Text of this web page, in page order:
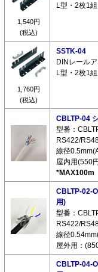
1,540円
(税込)
L型・2枚1
1,760円
(税込)
SSTK-04
DINレール
L型・2枚1
CBLTP-04
型番：
RS422/
線径
屋内用(550
*MAX100m
CBLTP-02-
用)
型番：
RS422/
線径
屋外用：
CBLTP-04-